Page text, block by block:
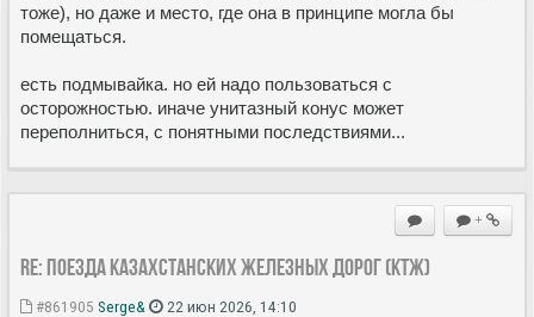
тоже), но даже и место, где она в принципе могла бы
помещаться.
есть подмывайка. но ей надо пользоваться с
осторожностью. иначе унитазный конус может
переполниться, с понятными последствиями...
+
Re: Поезда Казахстанских железных дорог (КТЖ)
#861905 Serge& 22 июн 2026, 14:10